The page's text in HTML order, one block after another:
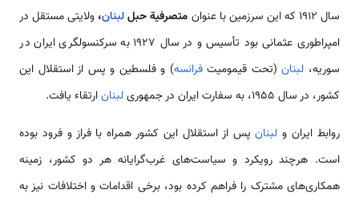
سال 1912 که این سرزمین با عنوان
متصرفیة حبللبنان، ولایتی مستقل در
امپراطوری عثمانی بود تأسیس و در سال 1927 به سرکنسولگری ایران در
سوریه، لبنان(تحت قیمومیتفرانسه) و فلسطین و پس از استقلال این
کشور، در سال 1955، به سفارت ایران در جمهوری
لبنانارتقاء یافت.
روابط ایران و لبنانپس از استقلال این کشور همراه با فراز و فرود بوده‌
است. هرچند رویکرد و سیاست‌های غرب‌گرایانه هر دو کشور، زمینه
همکاری‌های مشترک را فراهم کرده بود، برخی اقدامات و اختلافات نیز به